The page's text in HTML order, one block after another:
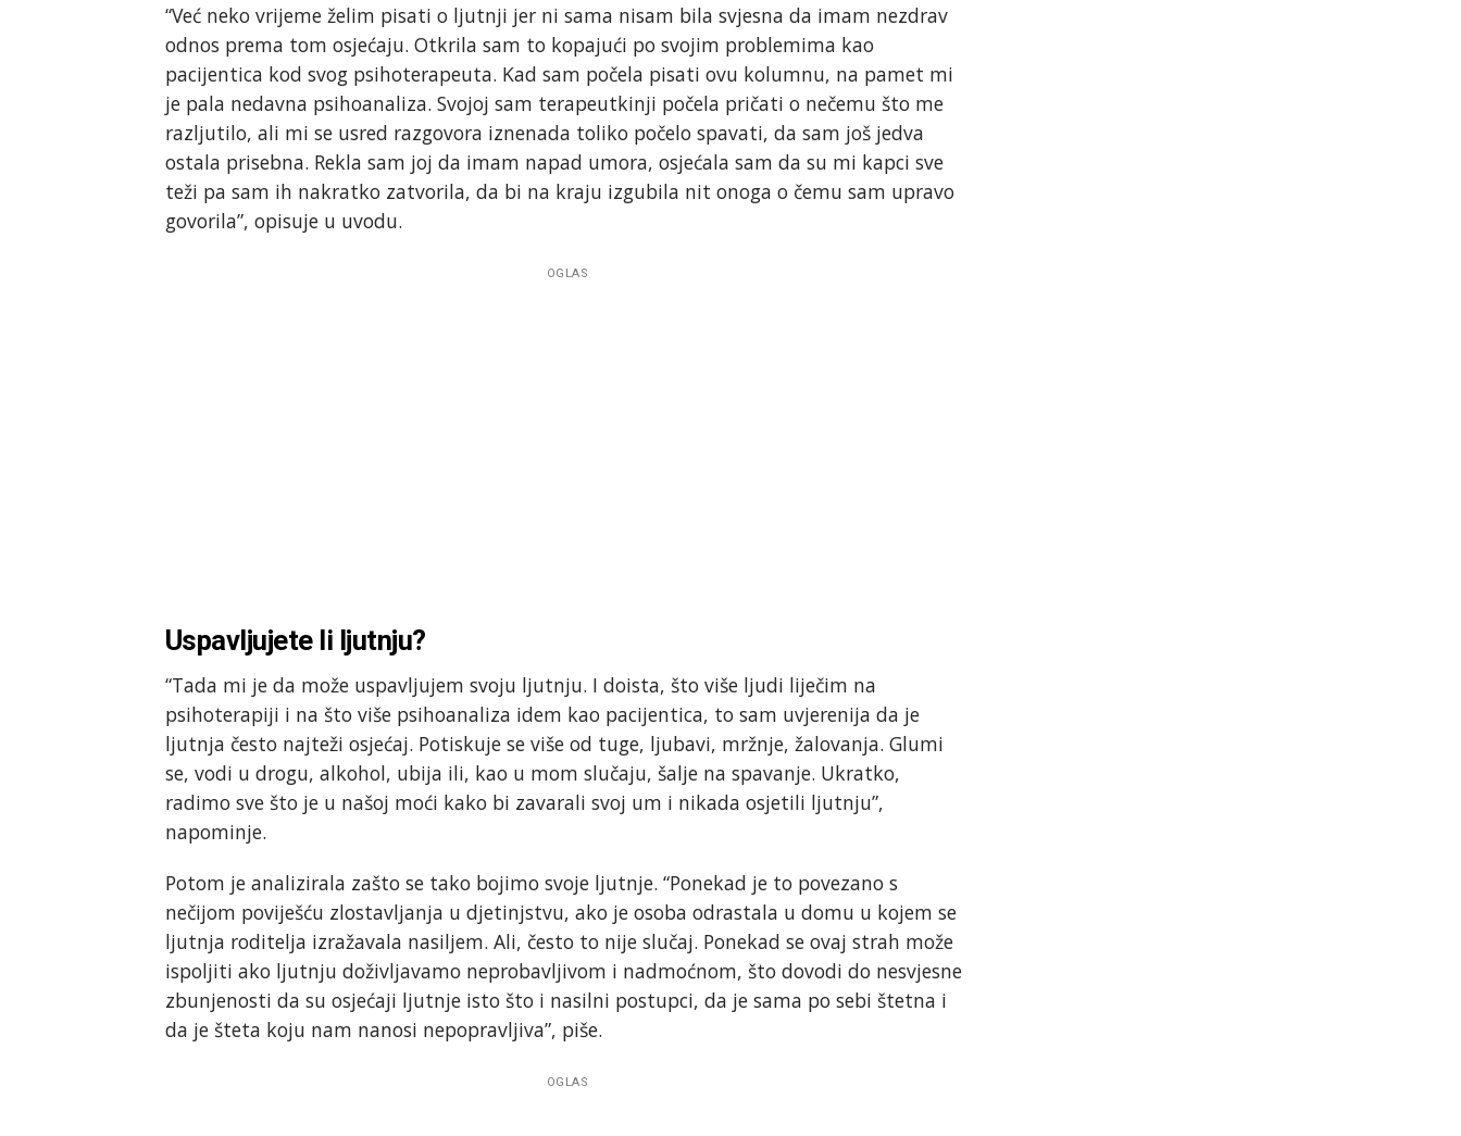
“Već neko vrijeme želim pisati o ljutnji jer ni sama nisam bila svjesna da imam nezdrav
odnos prema tom osjećaju. Otkrila sam to kopajući po svojim problemima kao
pacijentica kod svog psihoterapeuta. Kad sam počela pisati ovu kolumnu, na pamet mi
je pala nedavna psihoanaliza. Svojoj sam terapeutkinji počela pričati o nečemu što me
razljutilo, ali mi se usred razgovora iznenada toliko počelo spavati, da sam još jedva
ostala prisebna. Rekla sam joj da imam napad umora, osjećala sam da su mi kapci sve
teži pa sam ih nakratko zatvorila, da bi na kraju izgubila nit onoga o čemu sam upravo
govorila”, opisuje u uvodu.
OGLAS
Uspavljujete li ljutnju?
“Tada mi je da može uspavljujem svoju ljutnju. I doista, što više ljudi liječim na
psihoterapiji i na što više psihoanaliza idem kao pacijentica, to sam uvjerenija da je
ljutnja često najteži osjećaj. Potiskuje se više od tuge, ljubavi, mržnje, žalovanja. Glumi
se, vodi u drogu, alkohol, ubija ili, kao u mom slučaju, šalje na spavanje. Ukratko,
radimo sve što je u našoj moći kako bi zavarali svoj um i nikada osjetili ljutnju”,
napominje.
Potom je analizirala zašto se tako bojimo svoje ljutnje. “Ponekad je to povezano s
nečijom poviješću zlostavljanja u djetinjstvu, ako je osoba odrastala u domu u kojem se
ljutnja roditelja izražavala nasiljem. Ali, često to nije slučaj. Ponekad se ovaj strah može
ispoljiti ako ljutnju doživljavamo neprobavljivom i nadmoćnom, što dovodi do nesvjesne
zbunjenosti da su osjećaji ljutnje isto što i nasilni postupci, da je sama po sebi štetna i
da je šteta koju nam nanosi nepopravljiva”, piše.
OGLAS